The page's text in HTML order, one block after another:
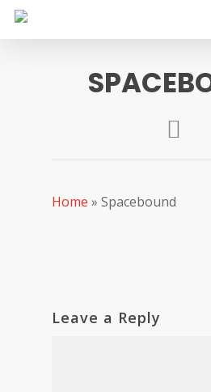
Skip
main
Home » Spacebound
Leave a Reply